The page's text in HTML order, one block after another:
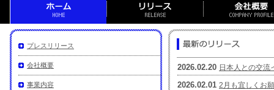
プレスリリース
会社概要
事業内容
2026.02.20 日本人との交流
2026.02.01 2月も宜しくお